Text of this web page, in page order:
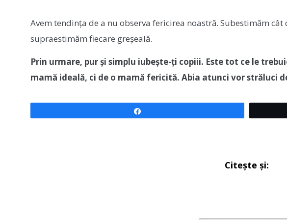
Avem tendința de a nu observa fericirea noastră. Subestimăm
supraestimăm fiecare greșeală.
Prin urmare, pur și simplu iubește-ți copiii. Este tot ce le
mamă ideală, ci de o mamă fericită. Abia atunci vor străluci
Citește și: